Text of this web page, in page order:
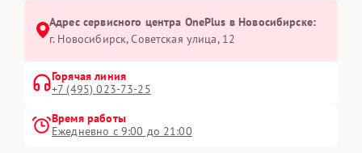
Адрес сервисного центра OnePlus в Новосибирске:
г. Новосибирск, Советская улица, 12
Горячая линия
+7 (495) 023-73-25
Время работы
Ежедневно с 9:00 до 21:00